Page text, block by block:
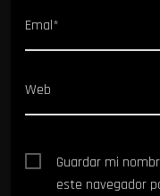
Emal*
Web
Guardar mi
este navegador